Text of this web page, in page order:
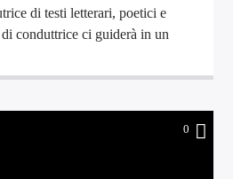
di testi letterari, poetici e
conduttrice ci guiderà in un
0